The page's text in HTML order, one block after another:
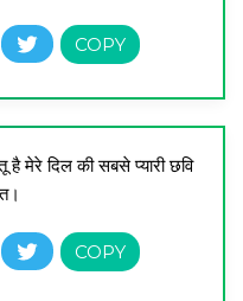
है मेरे दिल की सबसे प्यारी छवि